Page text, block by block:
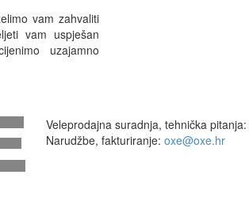
vam zahvaliti
vam uspješan
uzajamno
Veleprodajna suradnja, tehnička pitanja:
Narudžbe, fakturiranje: oxe@oxe.hr